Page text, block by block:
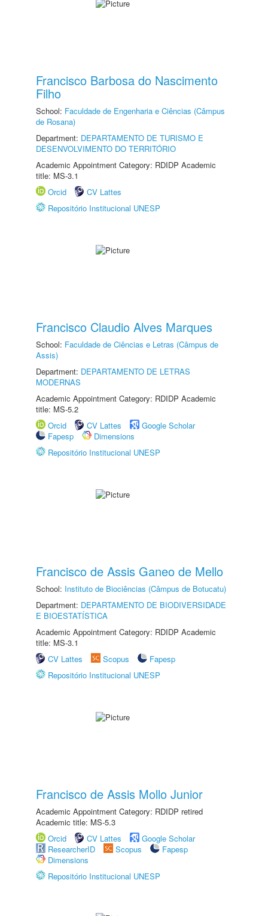
Francisco Barbosa do Nascimento
Filho
School: Faculdade de Engenharia e Ciências (Câmpus
de Rosana)
Department: DEPARTAMENTO DE TURISMO E
DESENVOLVIMENTO DO TERRITÓRIO
Academic Appointment Category: RDIDP Academic
title: MS-3.1
Orcid
CV Lattes
Repositório Institucional UNESP
Francisco Claudio Alves Marques
School: Faculdade de Ciências e Letras (Câmpus de
Assis)
Department: DEPARTAMENTO DE LETRAS
MODERNAS
Academic Appointment Category: RDIDP Academic
title: MS-5.2
Orcid
CV Lattes
Google Scholar
Fapesp
Dimensions
Repositório Institucional UNESP
Francisco de Assis Ganeo de Mello
School: Instituto de Biociências (Câmpus de Botucatu)
Department: DEPARTAMENTO DE BIODIVERSIDADE
E BIOESTATÍSTICA
Academic Appointment Category: RDIDP Academic
title: MS-3.1
CV Lattes
Scopus
Fapesp
Repositório Institucional UNESP
Francisco de Assis Mollo Junior
Academic Appointment Category: RDIDP retired
Academic title: MS-5.3
Orcid
CV Lattes
Google Scholar
ResearcherID
Scopus
Fapesp
Dimensions
Repositório Institucional UNESP